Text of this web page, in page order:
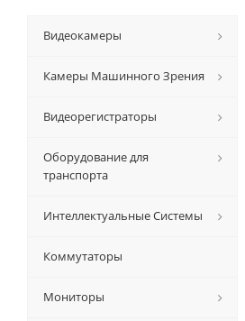
Видеокамеры
Камеры Машинного Зрения
Видеорегистраторы
Оборудование для
транспорта
Интеллектуальные Системы
Коммутаторы
Мониторы